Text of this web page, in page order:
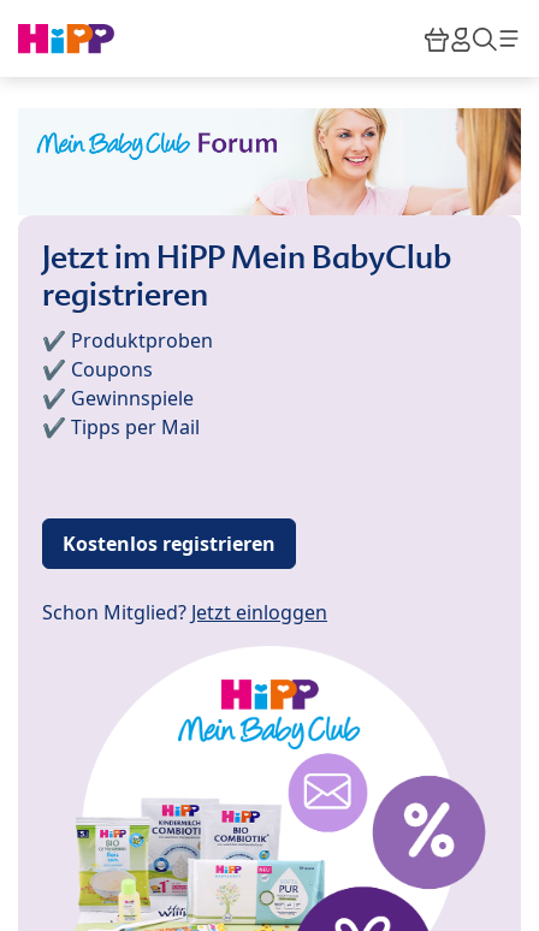
HiPP
Jetzt im HiPP Mein BabyClub
registrieren
✔️ Produktproben
✔️ Coupons
✔️ Gewinnspiele
✔️ Tipps per Mail
Kostenlos registrieren
Schon Mitglied? Jetzt einloggen